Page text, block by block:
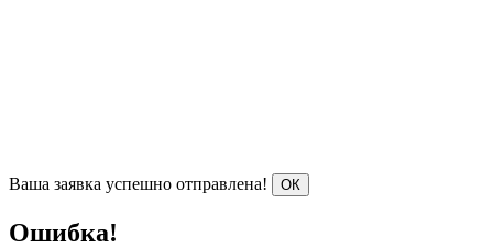
Ваша заявка успешно отправлена! ОК
Ошибка!